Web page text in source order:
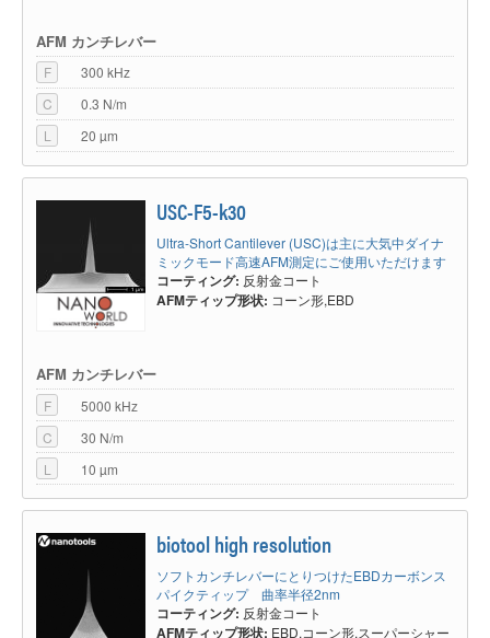
AFM カンチレバー
F
300 kHz
C
0.3 N/m
L
20 µm
USC-F5-k30
Ultra-Short Cantilever (USC)は主に大気中ダイナ
ミックモード高速AFM測定にご使用いただけます
コーティング: 反射金コート
AFMティップ形状: コーン形,EBD
AFM カンチレバー
F
5000 kHz
C
30 N/m
L
10 µm
biotool high resolution
ソフトカンチレバーにとりつけたEBDカーボンス
パイクティップ 曲率半径2nm
コーティング: 反射金コート
AFMティップ形状: EBD,コーン形,スーパーシャー